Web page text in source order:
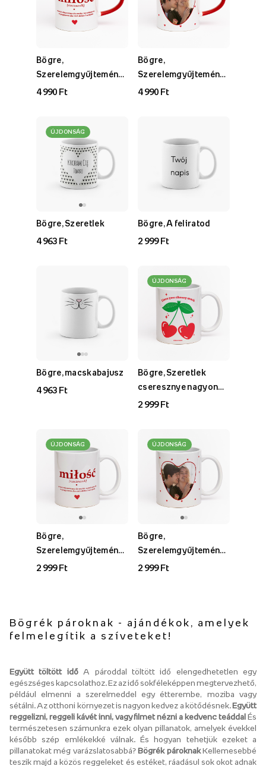
Bögre,
Szerelemgyűjtemény -
1. verzió
4 990 Ft
Bögre,
Szerelemgyűjtemény -
2. verzió
4 990 Ft
ÚJDONSÁG
Bögre, Szeretlek
4 963 Ft
Bögre, A feliratod
2 999 Ft
Bögre, macskabajusz
4 963 Ft
ÚJDONSÁG
Bögre, Szeretlek
cseresznye nagyon
gyűjtemény
2 999 Ft
ÚJDONSÁG
Bögre,
Szerelemgyűjtemény -
1. verzió
2 999 Ft
ÚJDONSÁG
Bögre,
Szerelemgyűjtemény -
2. verzió
2 999 Ft
Bögrék pároknak - ajándékok, amelyek
felmelegítik a szíveteket!
Együtt töltött időA pároddal töltött idő elengedhetetlen egy
egészséges kapcsolathoz. Ez az idő sokféleképpen megtervezhető,
például elmenni a szerelmeddel egy étterembe, moziba vagy
sétálni. Az otthoni környezet is nagyon kedvez a kötődésnek. Együtt
reggelizni, reggeli kávét inni, vagy filmet nézni a kedvenc teáddal És
természetesen számunkra ezek olyan pillanatok, amelyek évekkel
később szép emlékekké válnak. És hogyan tehetjük ezeket a
pillanatokat még varázslatosabbá? Bögrék pároknakKellemesebbé
teszik majd a közös reggeleket és estéket, ráadásul sok okot adnak